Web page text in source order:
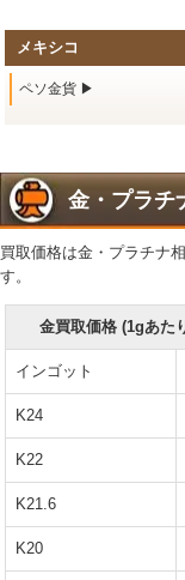
メキシコ
ペソ金貨 ▶
金・プラチ
買取価格は金・プラチナ
す。
金買取価格 (1gあた
インゴット
K24
K22
K21.6
K20